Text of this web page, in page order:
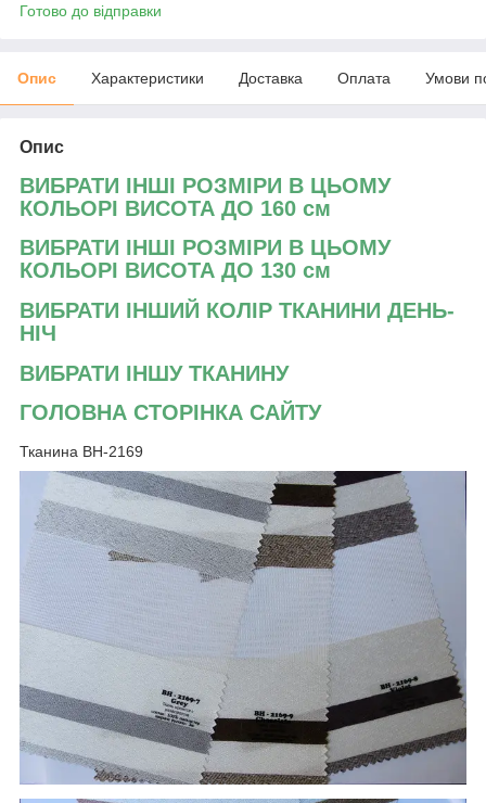
Готово до відправки
Опис Характеристики Доставка Оплата Умови
Опис
ВИБРАТИ ІНШІ РОЗМІРИ В ЦЬОМУ
КОЛЬОРІ ВИСОТА ДО 160 см
ВИБРАТИ ІНШІ РОЗМІРИ В ЦЬОМУ
КОЛЬОРІ ВИСОТА ДО 130 см
ВИБРАТИ ІНШИЙ КОЛІР ТКАНИНИ ДЕНЬ-
НІЧ
ВИБРАТИ ІНШУ ТКАНИНУ
ГОЛОВНА СТОРІНКА САЙТУ
Тканина ВН-2169